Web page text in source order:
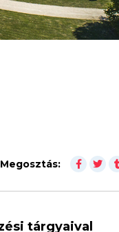
Megosztás:
tárgyaival